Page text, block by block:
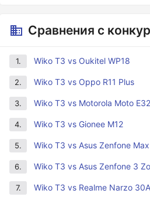
Сравнения с
1. Wiko T3 vs Oukitel WP18
2. Wiko T3 vs Oppo R11 Plus
3. Wiko T3 vs Motorola Moto E32
4. Wiko T3 vs Gionee M12
5. Wiko T3 vs Asus Zenfone Max
6. Wiko T3 vs Asus Zenfone 3
7. Wiko T3 vs Realme Narzo 30A